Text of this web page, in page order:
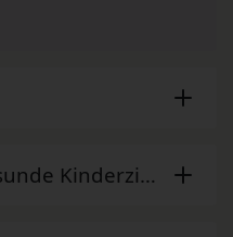
Kinderzimmer